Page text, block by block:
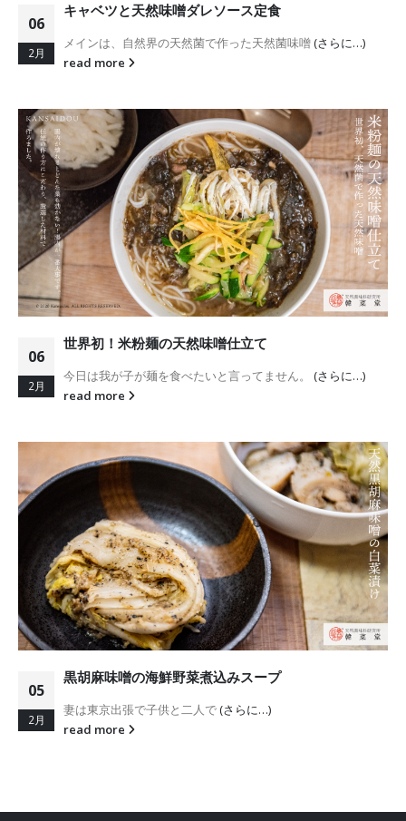
06
2月
キャベツと天然味噌ダレソース定食
メインは、自然界の天然菌で作った天然菌味噌(さらに…)
read more
06
2月
世界初！米粉麺の天然味噌仕立て
今日は我が子が麺を食べたいと言ってません。 (さらに…)
read more
05
2月
黒胡麻味噌の海鮮野菜煮込みスープ
妻は東京出張で子供と二人で(さらに…)
read more